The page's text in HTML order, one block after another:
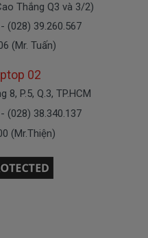
loại pin cho dell
bèo béo beo giá
giá trên trời giá cao ngất
chỉ có đúng 2 loại
Oem pin thay thế
Thắng Q3 và 3/2)
(028) 39.260.567
(Mr. Tuấn)
02
8, P.5, Q.3, TP.HCM
(028) 38.340.137
(Mr.Thiện)